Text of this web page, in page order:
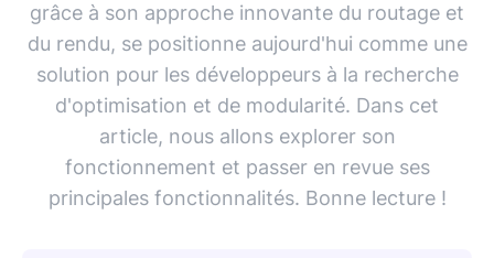
grâce à son approche innovante du routage et
du rendu, se positionne aujourd'hui comme une
solution pour les développeurs à la recherche
d'optimisation et de modularité. Dans cet
article, nous allons explorer son
fonctionnement et passer en revue ses
principales fonctionnalités. Bonne lecture !